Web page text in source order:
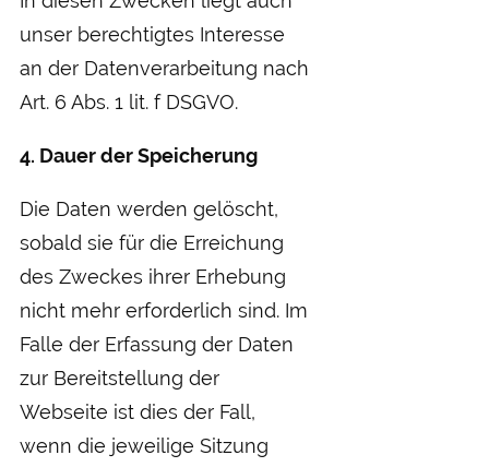
unser berechtigtes Interesse
an der Datenverarbeitung nach
Art. 6 Abs. 1 lit. f DSGVO.
4. Dauer der Speicherung
Die Daten werden gelöscht,
sobald sie für die Erreichung
des Zweckes ihrer Erhebung
nicht mehr erforderlich sind. Im
Falle der Erfassung der Daten
zur Bereitstellung der
Webseite ist dies der Fall,
wenn die jeweilige Sitzung